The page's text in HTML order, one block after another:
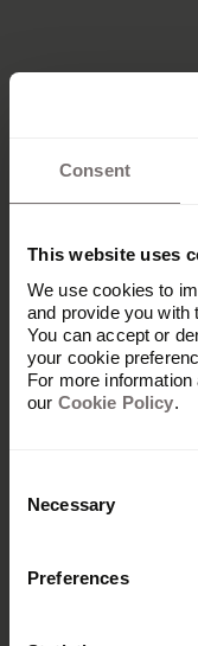
Consent
This website uses
We use cookies to
and provide you with
You can accept or
your cookie
For more
our Cookie Policy.
Selection
Necessary
Preferences
Built with Frontify
Frontify MCP